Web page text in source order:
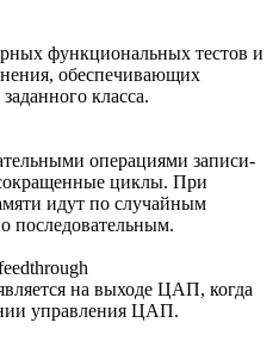
функциональных тестов и
обеспечивающих
класса.
операциями записи-
циклы. При
идут по случайным
последовательным.
на выходе ЦАП, когда
управления ЦАП.